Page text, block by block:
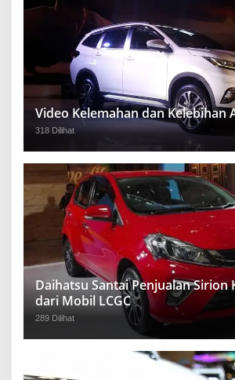
Video Kelemahan dan Kelebihan
318 Dilihat
Daihatsu Santai Penjualan Sirion
dari Mobil LCGC
289 Dilihat